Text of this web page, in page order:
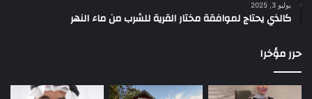
يوليو 3, 2025
كالذي يحتاج لموافقة مختار القرية للشرب من ماء النهر
حرر مؤخرا